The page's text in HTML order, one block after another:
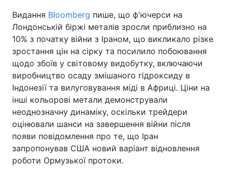
Техно і зв'язок Лайт
Зброя Інциденти
Здоров'я Туризм
Цікавинки Погода
Екологія Регіони
Лонгріди
Відео з Youtube Статті
Видання Bloomberg пише, що ф'ючерси на
Лондонській біржі металів зросли приблизно на
10% з початку війни з Іраном, що викликало різке
зростання цін на сірку та посилило побоювання
щодо збоїв у світовому видобутку, включаючи
виробництво осаду змішаного гідроксиду в
Індонезії та вилуговування міді в Африці. Ціни на
інші кольорові метали демонстрували
неоднозначну динаміку, оскільки трейдери
оцінювали шанси на завершення війни після
появи повідомлення про те, що Іран
запропонував США новий варіант відновлення
роботи Ормузької протоки.